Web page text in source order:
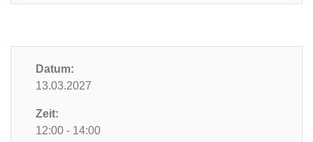
Datum:
13.03.2027
Zeit:
12:00 - 14:00